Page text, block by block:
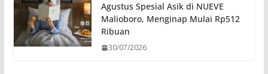
Agustus Spesial Asik di NUEVE
Malioboro, Menginap Mulai Rp512
Ribuan
30/07/2026